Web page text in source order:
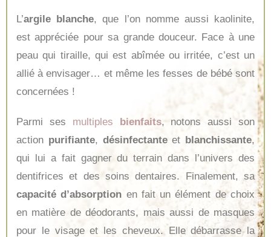
L’argile blanche, que l’on nomme aussi kaolinite,
est appréciée pour sa grande douceur. Face à une
peau qui tiraille, qui est abîmée ou irritée, c’est un
allié à envisager… et même les fesses de bébé sont
concernées !
Parmi ses multiples bienfaits, notons aussi son
action purifiante, désinfectanteet blanchissante,
qui lui a fait gagner du terrain dans l’univers des
dentifrices et des soins dentaires. Finalement, sa
capacité d’absorption en fait un élément de choix
en matière de déodorants, mais aussi de masques
pour le visage et les cheveux. Elle débarrasse la